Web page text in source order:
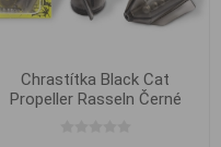
Chrastítka Black Cat
Propeller Rasseln Černé